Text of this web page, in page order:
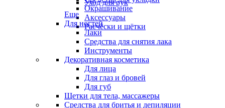
Уход для рук
Окрашивание
Аксессуары
Расчёски и щётки
Еще
Для ногтей
Лаки
Средства для снятия лака
Инструменты
Декоративная косметика
Для лица
Для глаз и бровей
Для губ
Щетки для тела, массажеры
Средства для бритья и депиляции